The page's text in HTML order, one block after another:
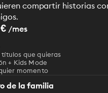
compartir historias
/mes
títulos que quieras
+ Kids Mode
momento
de la familia